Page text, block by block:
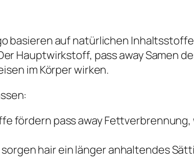
basieren auf natürlichen
Hauptwirkstoff, pass away Samen
im Körper wirken.
fördern pass away Fettverbrennung,
hair ein länger anhaltendes